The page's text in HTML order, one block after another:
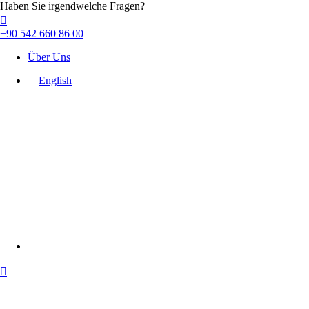
Haben Sie irgendwelche Fragen?
+90 542 660 86 00
Über Uns
English